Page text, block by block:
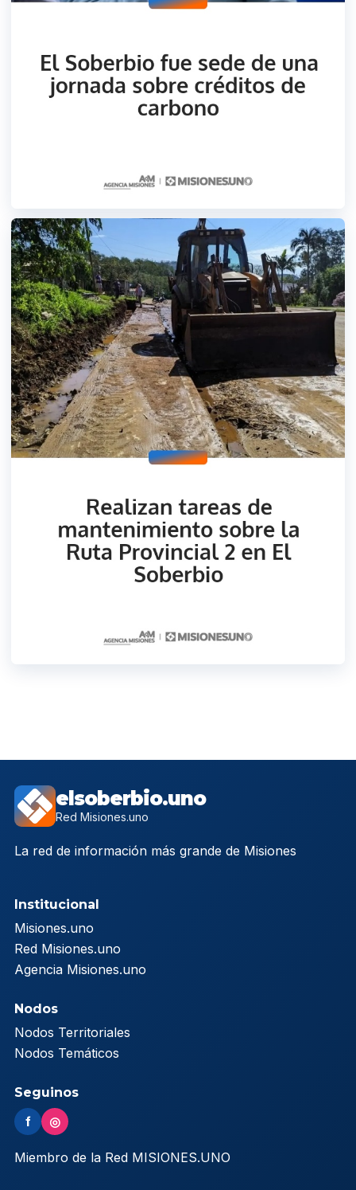
elsoberbio.uno
Red Misiones.uno
La red de información más grande de Misiones
Institucional
Misiones.uno
Red Misiones.uno
Agencia Misiones.uno
Nodos
Nodos Territoriales
Nodos Temáticos
Seguinos
f ◎
Miembro de la Red MISIONES.UNO